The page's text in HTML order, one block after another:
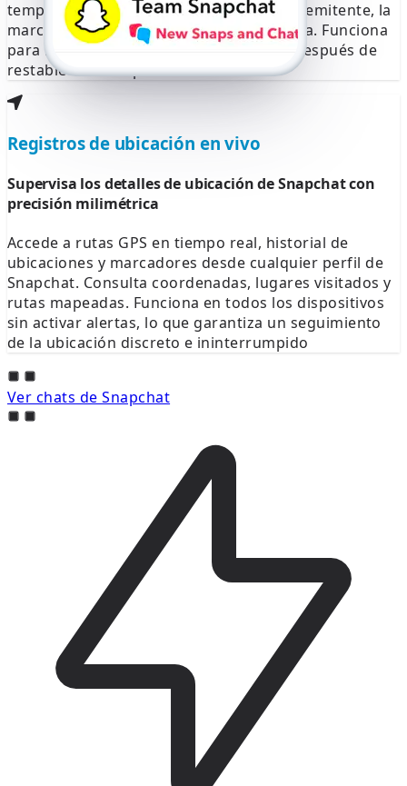
temporizador. Cada elemento incluye el remitente, la
marca de tiempo y los enlaces multimedia. Funciona
para hilos privados, grupales y ocultos después de
restablecer el dispositivo.
Registros de ubicación en vivo
Supervisa los detalles de ubicación de Snapchat con
precisión milimétrica
Accede a rutas GPS en tiempo real, historial de
ubicaciones y marcadores desde cualquier perfil de
Snapchat. Consulta coordenadas, lugares visitados y
rutas mapeadas. Funciona en todos los dispositivos
sin activar alertas, lo que garantiza un seguimiento
de la ubicación discreto e ininterrumpido
Ver chats de Snapchat